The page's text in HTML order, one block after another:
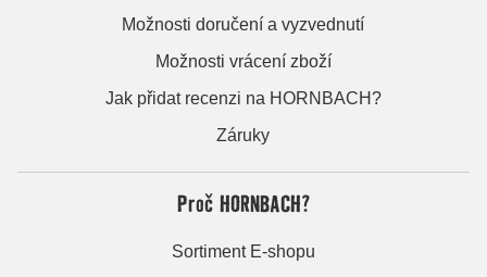
Možnosti doručení a vyzvednutí
Možnosti vrácení zboží
Jak přidat recenzi na HORNBACH?
Záruky
Proč HORNBACH?
Sortiment E-shopu